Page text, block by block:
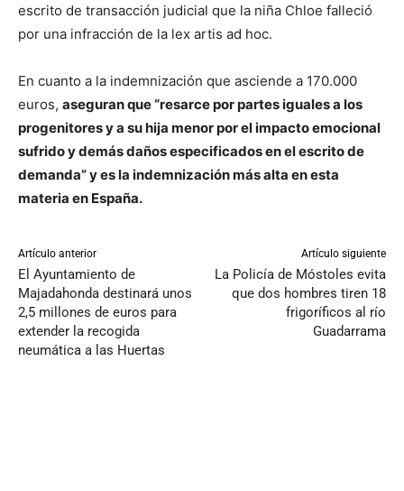
escrito de transacción judicial que la niña Chloe falleció
por una infracción de la lex artis ad hoc.
En cuanto a la indemnización que asciende a 170.000
euros, aseguran que “resarce por partes iguales a los
progenitores y a su hija menor por el impacto emocional
sufrido y demás daños especificados en el escrito de
demanda” y es la indemnización más alta en esta
materia en España.
Artículo anterior
El Ayuntamiento de
Majadahonda destinará unos
2,5 millones de euros para
extender la recogida
neumática a las Huertas
Artículo siguiente
La Policía de Móstoles evita
que dos hombres tiren 18
frigoríficos al río
Guadarrama